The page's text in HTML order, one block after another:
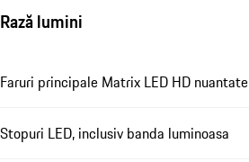
Rază lumini
Faruri principale Matrix LED HD nuantate
Stopuri LED, inclusiv banda luminoasa